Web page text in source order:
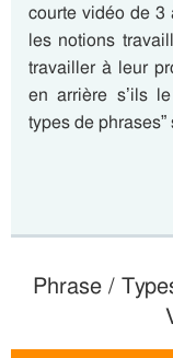
courte vidéo de 3
les notions
travailler à leur
en arrière s’ils
types de
Phrase /